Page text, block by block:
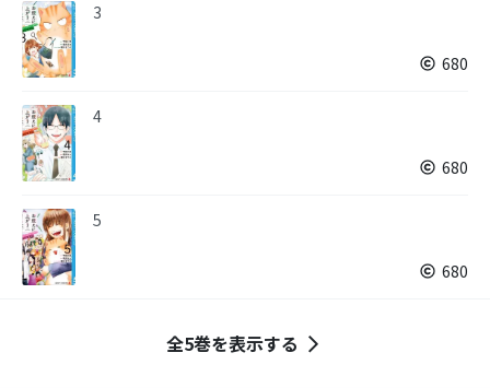
3
680
4
680
5
680
全5巻を表示する